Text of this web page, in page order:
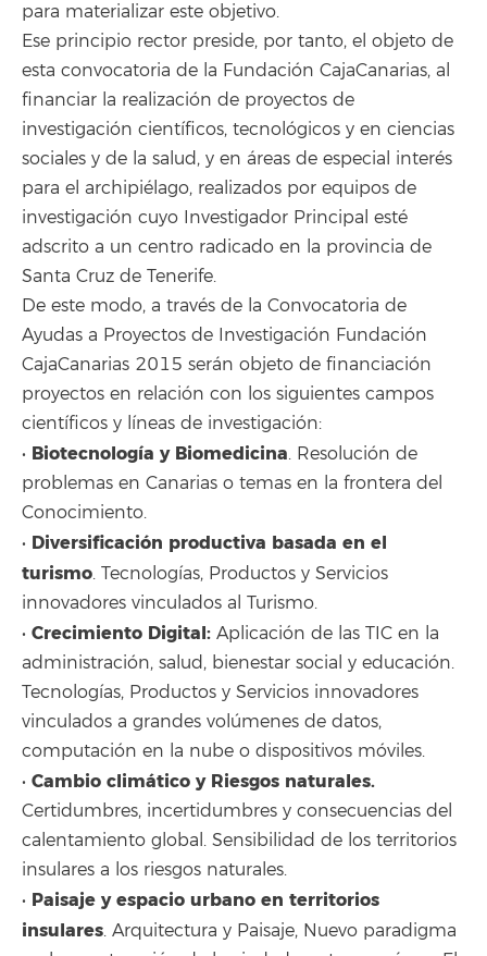
para materializar este objetivo.
Ese principio rector preside, por tanto, el objeto de
esta convocatoria de la Fundación CajaCanarias, al
financiar la realización de proyectos de
investigación científicos, tecnológicos y en ciencias
sociales y de la salud, y en áreas de especial interés
para el archipiélago, realizados por equipos de
investigación cuyo Investigador Principal esté
adscrito a un centro radicado en la provincia de
Santa Cruz de Tenerife.
De este modo, a través de la Convocatoria de
Ayudas a Proyectos de Investigación Fundación
CajaCanarias 2015 serán objeto de financiación
proyectos en relación con los siguientes campos
científicos y líneas de investigación:
• Biotecnología y Biomedicina. Resolución de
problemas en Canarias o temas en la frontera del
Conocimiento.
• Diversificación productiva basada en el
turismo. Tecnologías, Productos y Servicios
innovadores vinculados al Turismo.
• Crecimiento Digital: Aplicación de las TIC en la
administración, salud, bienestar social y educación.
Tecnologías, Productos y Servicios innovadores
vinculados a grandes volúmenes de datos,
computación en la nube o dispositivos móviles.
• Cambio climático y Riesgos naturales.
Certidumbres, incertidumbres y consecuencias del
calentamiento global. Sensibilidad de los territorios
insulares a los riesgos naturales.
• Paisaje y espacio urbano en territorios
insulares. Arquitectura y Paisaje, Nuevo paradigma